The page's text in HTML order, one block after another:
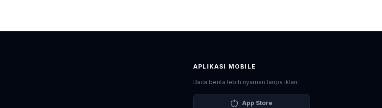
APLIKASI MOBILE
Baca berita lebih nyaman tanpa iklan.
App Store